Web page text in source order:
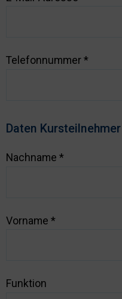
Telefonnummer *
Daten Kursteilnehmer
Nachname *
Vorname *
Funktion